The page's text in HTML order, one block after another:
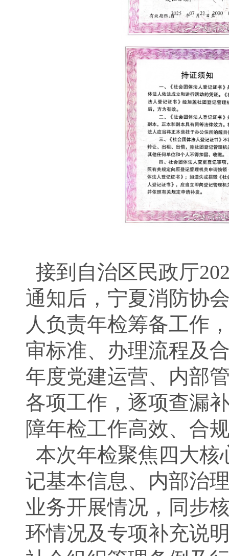
接到自治区民政厅
通知后，宁夏消防协
人负责年检筹备工作
审标准、办理流程及
年度党建运营、内部
各项工作，逐项查漏
障年检工作高效、合
本次年检聚焦四大核
记基本信息、内部治
业务开展情况，同步
环情况及专项补充说